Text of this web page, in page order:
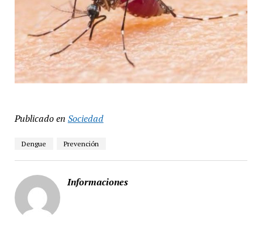
Publicado en Sociedad
Dengue Prevención
Informaciones